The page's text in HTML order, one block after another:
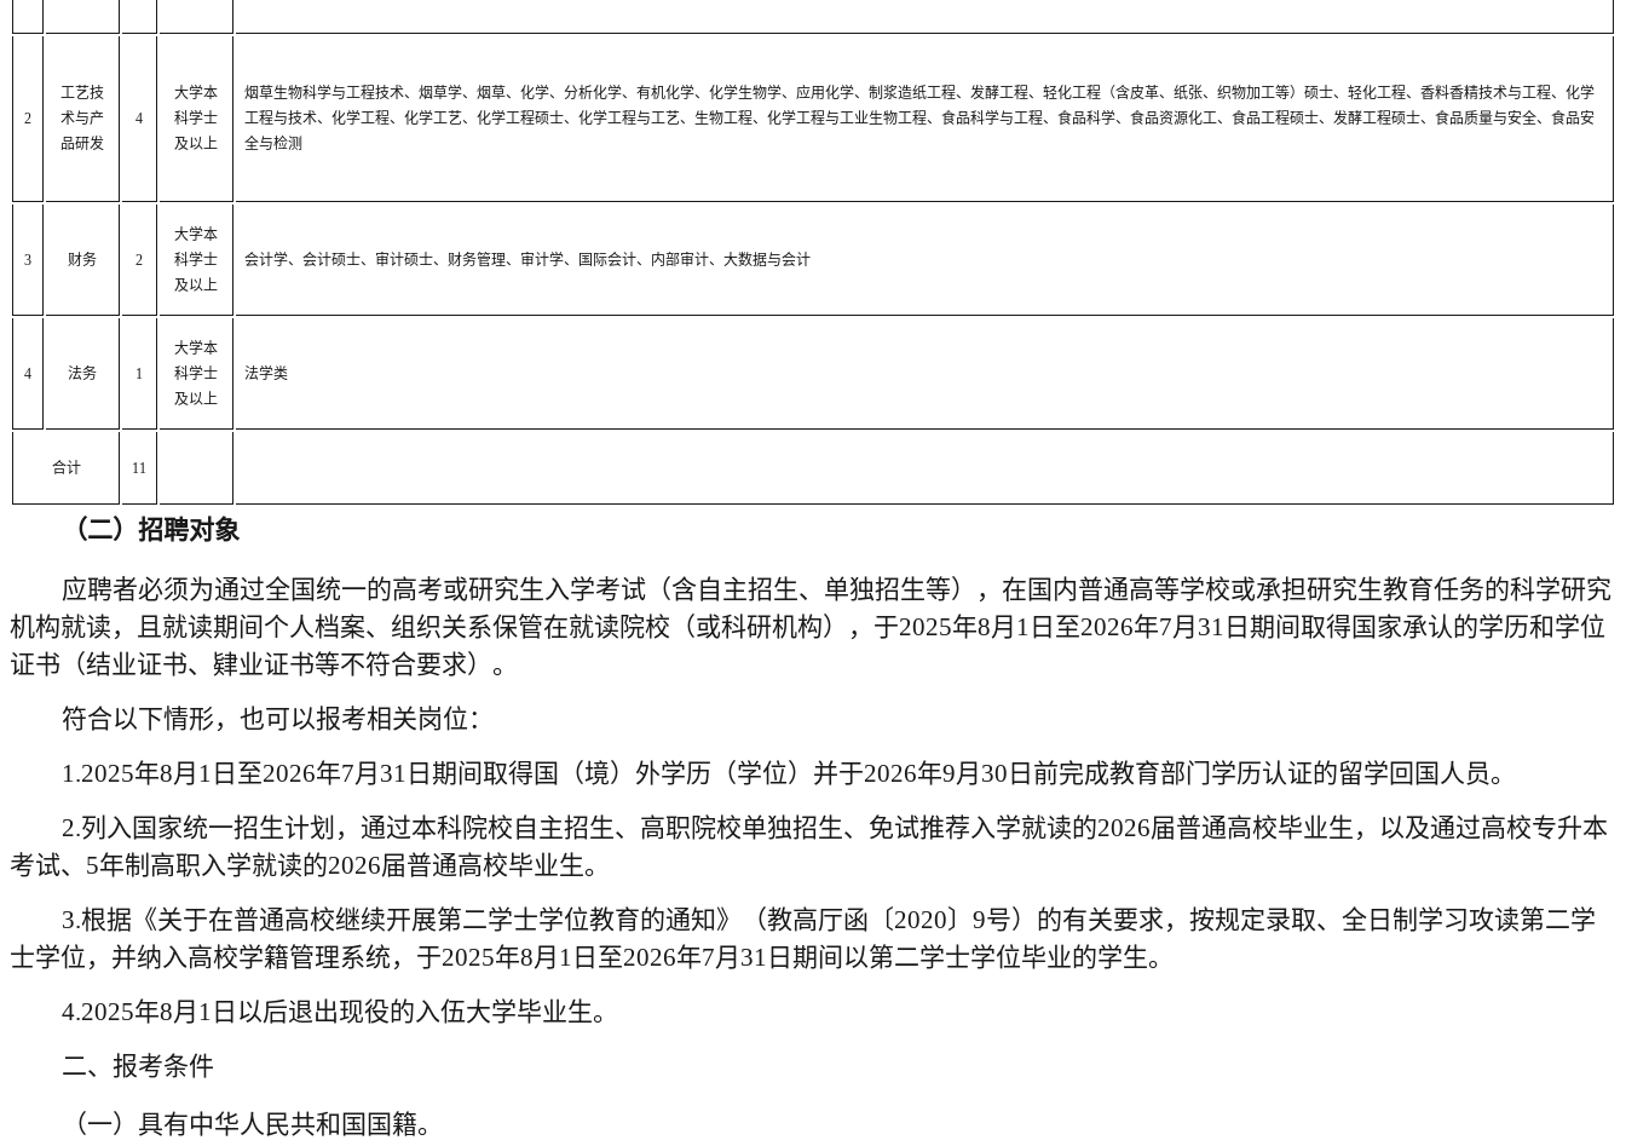
2
工艺技
术与产
品研发
4
大学本
科学士
及以上
烟草生物科学与工程技术、烟草学、烟草、化学、分析化学、有机化学、化学生物学、应用化学、制浆造纸工程、发酵工程、轻化工程（含皮革、纸张、织物加工等）硕士、轻化工程、香料香精技术与工程、化学
工程与技术、化学工程、化学工艺、化学工程硕士、化学工程与工艺、生物工程、化学工程与工业生物工程、食品科学与工程、食品科学、食品资源化工、食品工程硕士、发酵工程硕士、食品质量与安全、食品安
全与检测
3 财务 2
大学本
科学士
及以上
会计学、会计硕士、审计硕士、财务管理、审计学、国际会计、内部审计、大数据与会计
4 法务 1
大学本
科学士
及以上
法学类
合计 11
（二）招聘对象
应聘者必须为通过全国统一的高考或研究生入学考试（含自主招生、单独招生等），在国内普通高等学校或承担研究生教育任务的科学研究
机构就读，且就读期间个人档案、组织关系保管在就读院校（或科研机构），于2025年8月1日至2026年7月31日期间取得国家承认的学历和学位
证书（结业证书、肄业证书等不符合要求）。
符合以下情形，也可以报考相关岗位：
1.2025年8月1日至2026年7月31日期间取得国（境）外学历（学位）并于2026年9月30日前完成教育部门学历认证的留学回国人员。
2.列入国家统一招生计划，通过本科院校自主招生、高职院校单独招生、免试推荐入学就读的2026届普通高校毕业生，以及通过高校专升本
考试、5年制高职入学就读的2026届普通高校毕业生。
3.根据《关于在普通高校继续开展第二学士学位教育的通知》（教高厅函〔2020〕9号）的有关要求，按规定录取、全日制学习攻读第二学
士学位，并纳入高校学籍管理系统，于2025年8月1日至2026年7月31日期间以第二学士学位毕业的学生。
4.2025年8月1日以后退出现役的入伍大学毕业生。
二、报考条件
（一）具有中华人民共和国国籍。